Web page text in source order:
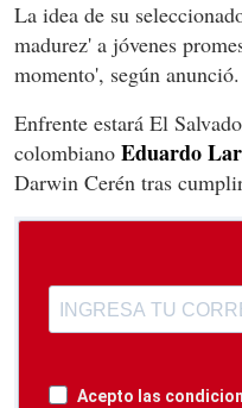
La idea de su
madurez' a jóvenes
momento', según anunció.
Enfrente estará El
colombiano Eduardo
Darwin Cerén tras
Acepto las